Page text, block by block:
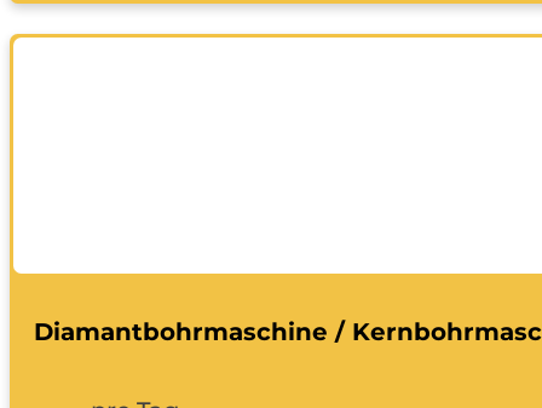
Diamantbohrmaschine /